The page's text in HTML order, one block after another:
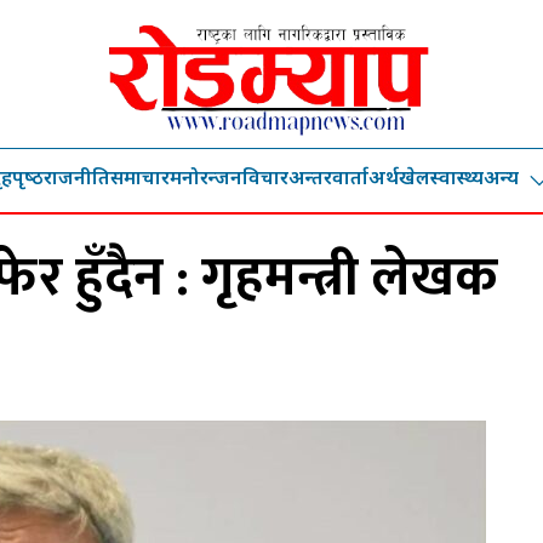
राजनीतिसमाचारमनोरन्जनविचारअन्तरवार्ताअर्थखेलस्वास्थ्यअन्य
हुँदैन : गृहमन्त्री लेखक